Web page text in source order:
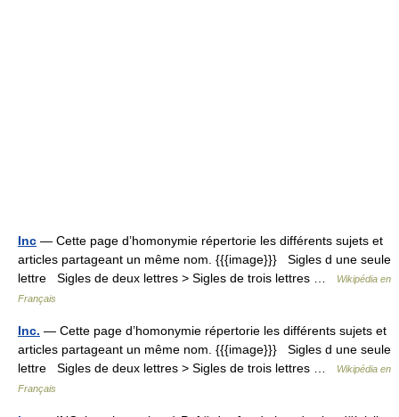
Inc — Cette page d’homonymie répertorie les différents sujets et
articles partageant un même nom. {{{image}}} Sigles d une seule
lettre Sigles de deux lettres > Sigles de trois lettres …
Wikipédia en
Français
Inc. — Cette page d’homonymie répertorie les différents sujets et
articles partageant un même nom. {{{image}}} Sigles d une seule
lettre Sigles de deux lettres > Sigles de trois lettres …
Wikipédia en
Français